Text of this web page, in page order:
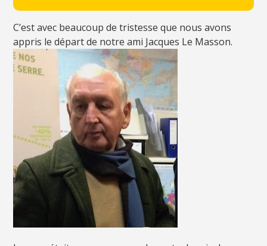
C’est avec beaucoup de tristesse que nous avons
appris le départ de notre ami Jacques Le Masson.